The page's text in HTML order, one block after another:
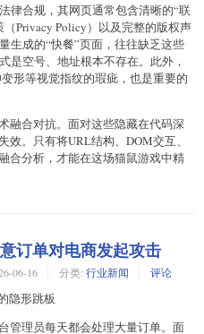
律合规，其网页通常包含清晰的“联
Privacy Policy）以及完整的版权声
生成的“快餐”页面，往往缺乏这些
是空号、地址根本不存在。此外，
形等视觉指纹的瑕疵，也是重要的
融合对抗。面对这些隐藏在代码深
。只有将URL结构、DOM交互、
合分析，才能在这场猫鼠游戏中精
订单对电商发起攻击
06-16 分类: 行业新闻 评论
隐形跳板
管理员每天都会处理大量订单。面